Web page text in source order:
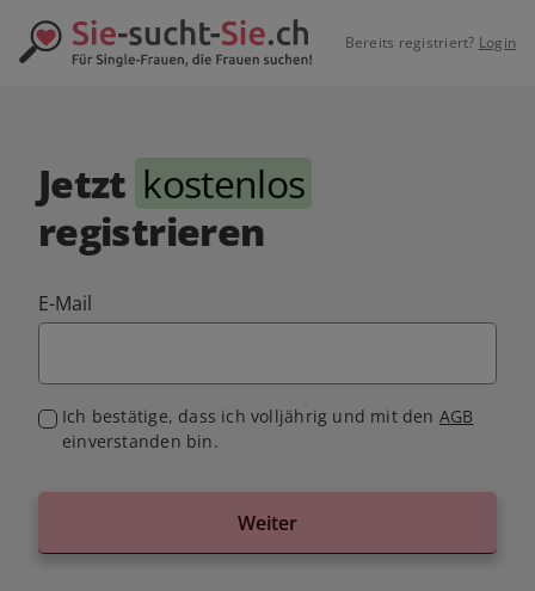
Bereits registriert? Login
Jetzt kostenlos
registrieren
E-Mail
Ich bestätige, dass ich volljährig und mit den AGB
einverstanden bin.
Weiter